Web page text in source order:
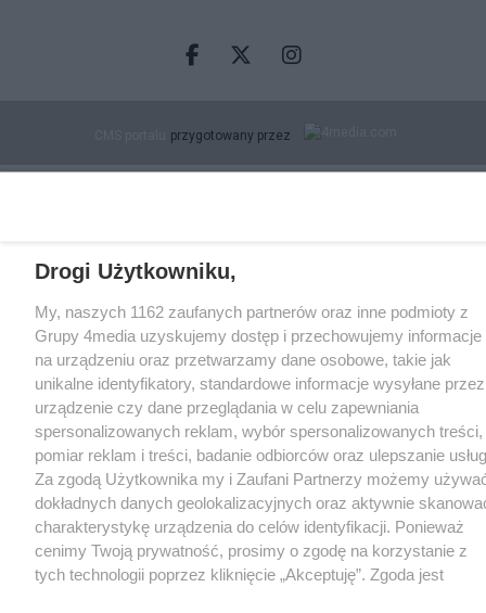
Facebook.com
X.comInstagram.com
przygotowany przez
Drogi Użytkowniku,
My, naszych 1162 zaufanych partnerów oraz inne podmioty z
Grupy 4media uzyskujemy dostęp i przechowujemy informacje
na urządzeniu oraz przetwarzamy dane osobowe, takie jak
unikalne identyfikatory, standardowe informacje wysyłane przez
urządzenie czy dane przeglądania w celu zapewniania
spersonalizowanych reklam, wybór spersonalizowanych treści,
pomiar reklam i treści, badanie odbiorców oraz ulepszanie
Za zgodą Użytkownika my i Zaufani Partnerzy możemy
dokładnych danych geolokalizacyjnych oraz aktywnie
charakterystykę urządzenia do celów identyfikacji. Ponieważ
cenimy Twoją prywatność, prosimy o zgodę na korzystanie z
tych technologii poprzez kliknięcie „Akceptuję”. Zgoda jest